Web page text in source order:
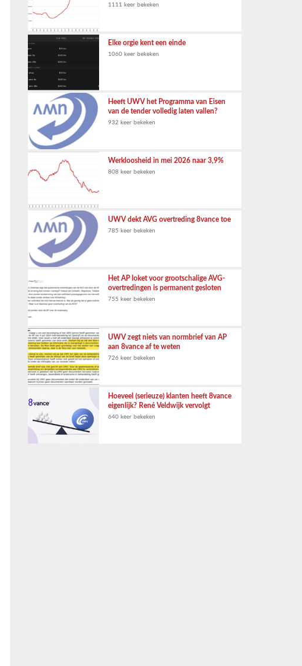
1111 keer bekeken
Elke orgie kent een einde
1060 keer bekeken
Heeft UWV het Programma van Eisen
van de tender volledig laten vallen?
932 keer bekeken
Werkloosheid in mei 2026 naar 3,9%
808 keer bekeken
UWV dekt AVG overtreding 8vance toe
785 keer bekeken
Het AP loket voor grootschalige AVG-
overtredingen is permanent gesloten
755 keer bekeken
UWV zegt niets van normbrief van AP
aan 8vance af te weten
726 keer bekeken
Hoeveel (serieuze) klanten heeft 8vance
eigenlijk? René Veldwijk vervolgt
640 keer bekeken